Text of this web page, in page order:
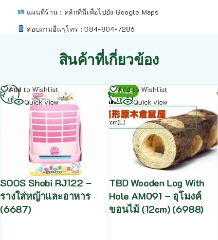
แผนที่ร้าน : คลิกที่นี่เพื่อไปยัง Google Maps
สอบถามอื่นๆโทร : 084-804-7286
สินค้าที่เกี่ยวข้อง
Add to Wishlist
Quick view
SOOS Shobi RJ122 –
รางใส่หญ้าและอาหาร
(6687)
อ่าน
เพิ่ม
SALE
Add to Wishlist
Quick view
TBD Wooden Log With
Hole AM091 – อุโมงค์
ขอนไม้ (12cm) (6988)
อ่าน
เพิ่ม